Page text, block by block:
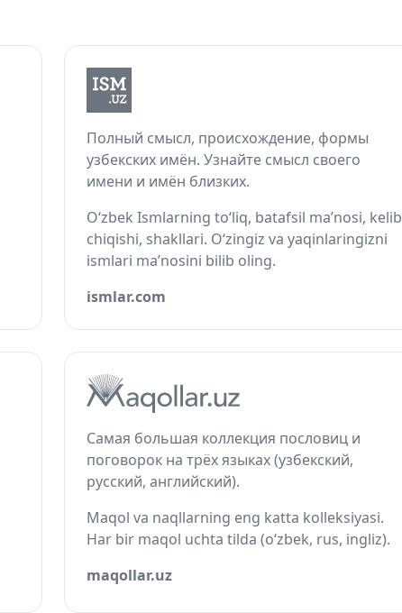
Полный смысл, происхождение, формы
узбекских имён. Узнайте смысл своего
имени и имён близких.
O‘zbek Ismlarning to‘liq, batafsil ma’nosi, kelib
chiqishi, shakllari. O‘zingiz va yaqinlaringizni
ismlari ma’nosini bilib oling.
ismlar.com
Самая большая коллекция пословиц и
поговорок на трёх языках (узбекский,
русский, английский).
Maqol va naqllarning eng katta kolleksiyasi.
Har bir maqol uchta tilda (o‘zbek, rus, ingliz).
maqollar.uz